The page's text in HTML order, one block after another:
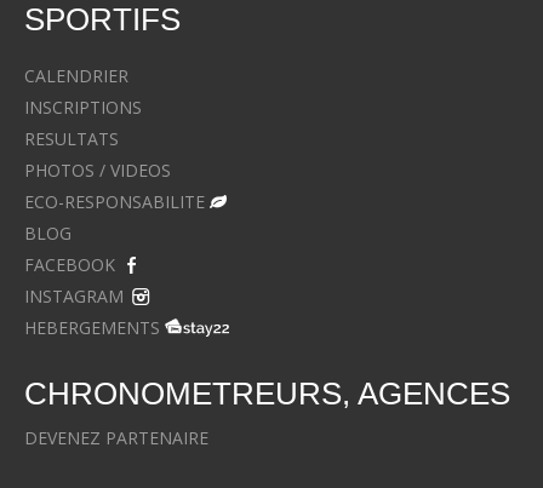
SPORTIFS
CALENDRIER
INSCRIPTIONS
RESULTATS
PHOTOS / VIDEOS
ECO-RESPONSABILITE
BLOG
FACEBOOK
INSTAGRAM
HEBERGEMENTS
CHRONOMETREURS, AGENCES
DEVENEZ PARTENAIRE